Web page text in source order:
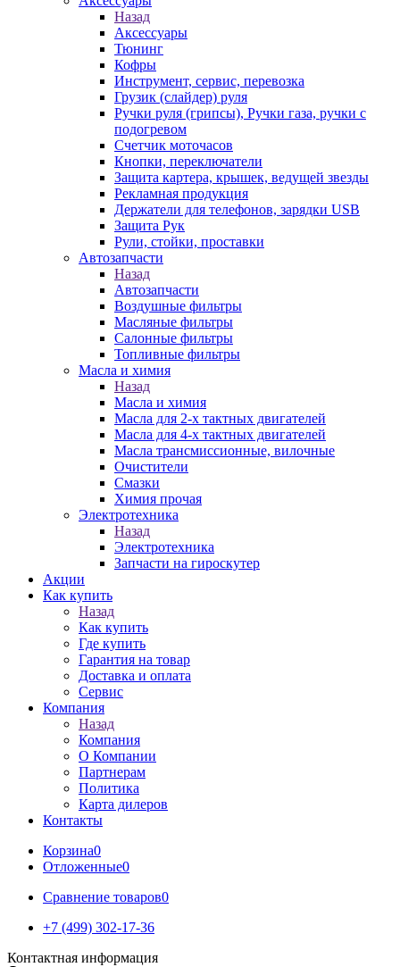
Назад
Аксессуары
Тюнинг
Кофры
Инструмент, сервис, перевозка
Грузик (слайдер) руля
Ручки руля (грипсы), Ручки газа, ручки с
подогревом
Счетчик моточасов
Кнопки, переключатели
Защита картера, крышек, ведущей звезды
Рекламная продукция
Держатели для телефонов, зарядки USB
Защита Рук
Рули, стойки, проставки
Автозапчасти
Назад
Автозапчасти
Воздушные фильтры
Масляные фильтры
Салонные фильтры
Топливные фильтры
Масла и химия
Назад
Масла и химия
Масла для 2-х тактных двигателей
Масла для 4-х тактных двигателей
Масла трансмиссионные, вилочные
Очистители
Смазки
Химия прочая
Электротехника
Назад
Электротехника
Запчасти на гироскутер
Акции
Как купить
Назад
Как купить
Где купить
Гарантия на товар
Доставка и оплата
Сервис
Компания
Назад
Компания
О Компании
Партнерам
Политика
Карта дилеров
Контакты
Корзина0
Отложенные0
Сравнение товаров0
+7 (499) 302-17-36
Контактная информация